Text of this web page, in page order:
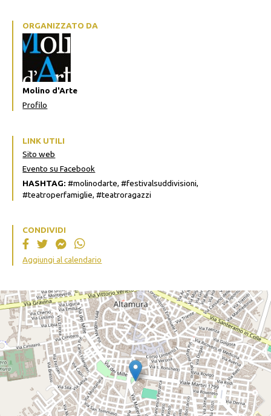
ORGANIZZATO DA
Molino d'Arte
Profilo
LINK UTILI
Sito web
Evento su Facebook
HASHTAG: #molinodarte, #festivalsuddivisioni,
#teatroperfamiglie, #teatroragazzi
CONDIVIDI
Aggiungi al calendario